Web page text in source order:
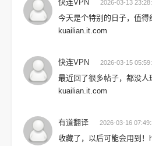
快连VPN 2026-03-13
今天是个特别的日子，值得
kuailian.it.com
快连VPN 2026-03-15
最近回了很多帖子，都没
kuailian.it.com
有道翻译 2026-03-16
收藏了，以后可能会用到